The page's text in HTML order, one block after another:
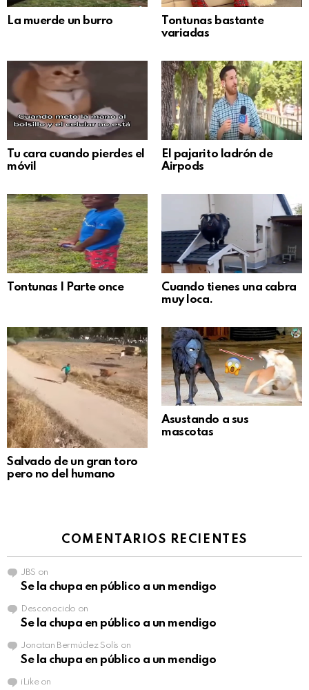
La muerde un burro
Tontunas bastante
variadas
Tu cara cuando pierdes el
móvil
El pajarito ladrón de
Airpods
Tontunas | Parte once
Cuando tienes una cabra
muy loca.
Salvado de un gran toro
pero no del humano
Asustando a sus
mascotas
COMENTARIOS RECIENTES
JBS on
Se la chupa en público a un mendigo
Desconocido on
Se la chupa en público a un mendigo
Jonatan Bermúdez Solís on
Se la chupa en público a un mendigo
iLikeon